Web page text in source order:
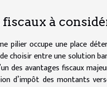
à
pilier occupe une place
choisir entre une solution
des avantages fiscaux
d’impôt des montants